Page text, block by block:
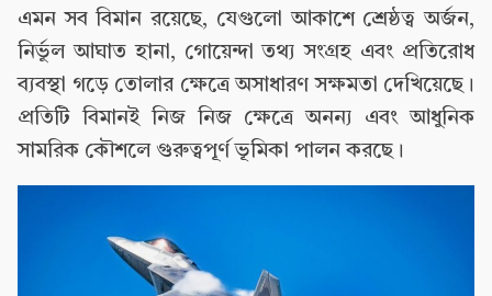
এমন সব বিমান রয়েছে, যেগুলো আকাশে শ্রেষ্ঠত্ব অর্জন,
নির্ভুল আঘাত হানা, গোয়েন্দা তথ্য সংগ্রহ এবং প্রতিরোধ
ব্যবস্থা গড়ে তোলার ক্ষেত্রে অসাধারণ সক্ষমতা দেখিয়েছে।
প্রতিটি বিমানই নিজ নিজ ক্ষেত্রে অনন্য এবং আধুনিক
সামরিক কৌশলে গুরুত্বপূর্ণ ভূমিকা পালন করছে।